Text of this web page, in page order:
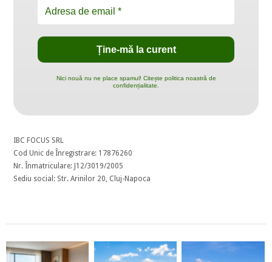
Nici nouă nu ne place spamul! Citește politica noastră de
confidențialitate.
IBC FOCUS SRL
Cod Unic de Înregistrare: 17876260
Nr. Înmatriculare: J12/3019/2005
Sediu social: Str. Arinilor 20, Cluj-Napoca